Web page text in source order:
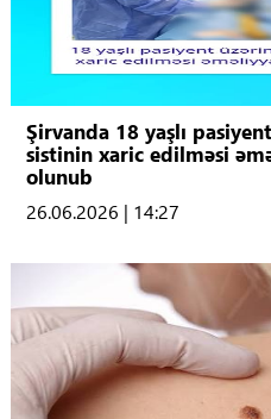
Şirvanda 18 yaşlı
sistinin xaric edilməsi
olunub
26.06.2026 | 14:27